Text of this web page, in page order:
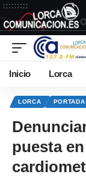
Inicio Lorca
LORCA PORTADA
puesta